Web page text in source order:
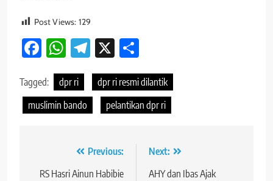
Post Views: 129
Facebook
WhatsApp
Telegram
X
Tagged: dpr ri
dpr ri resmi dilantik
muslimin bando
pelantikan dpr ri
Navigasi
pos
Previous:
RS Hasri Ainun Habibie
Next:
AHY dan Ibas Ajak